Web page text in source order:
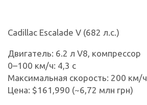
Cadillac Escalade V (682 л.с.)
Двигатель: 6.2 л V8, компрессор
0–100 км/ч: 4,3 с
Максимальная скорость: 200 км/ч
Цена: $161,990 (~6,72 млн грн)